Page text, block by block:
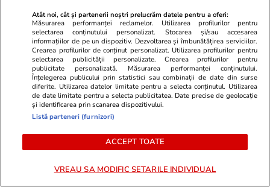
09:00
De la muncitorul eroic la
votantul antipatic: două fețe ale
clasei populare
Opinii 06:57
Atât noi, cât și partenerii noștri prelucrăm datele pentru a oferi:
Măsurarea performanței reclamelor. Utilizarea profilurilor pentru
selectarea conținutului personalizat. Stocarea și/sau accesarea
informațiilor de pe un dispozitiv. Dezvoltarea și îmbunătățirea serviciilor.
Crearea profilurilor de conținut personalizat. Utilizarea profilurilor pentru
selectarea publicității personalizate. Crearea profilurilor pentru
publicitate personalizată. Măsurarea performanței conținutului.
Înțelegerea publicului prin statistici sau combinații de date din surse
diferite. Utilizarea datelor limitate pentru a selecta conținutul. Utilizarea
de date limitate pentru a selecta publicitatea. Date precise de geolocație
și identificarea prin scanarea dispozitivului.
Listă parteneri (furnizori)
ACCEPT TOATE
VREAU SA MODIFIC SETARILE INDIVIDUAL